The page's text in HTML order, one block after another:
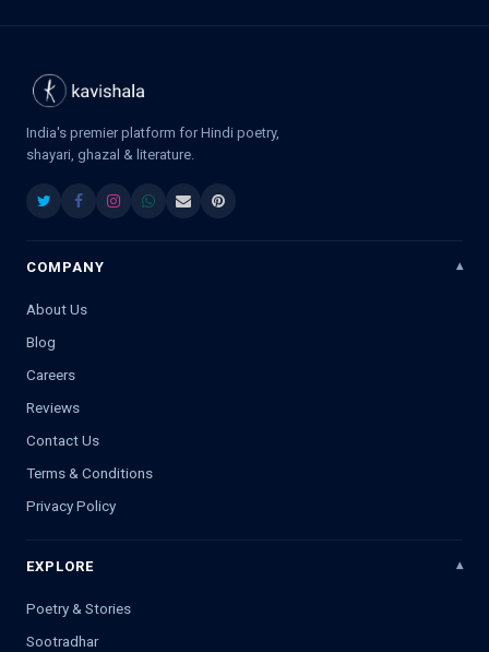
India's premier platform for Hindi poetry,
shayari, ghazal & literature.
COMPANY
About Us
Blog
Careers
Reviews
Contact Us
Terms & Conditions
Privacy Policy
EXPLORE
Poetry & Stories
Sootradhar